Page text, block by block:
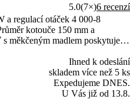
5.0(7×)6 recenzí
a regulací otáček 4 000-8
kotouče 150 mm a
měkčeným madlem poskytuje
Ihned k odeslání
skladem více než 5 ks
Expedujeme DNES.
U Vás již od 13.8.